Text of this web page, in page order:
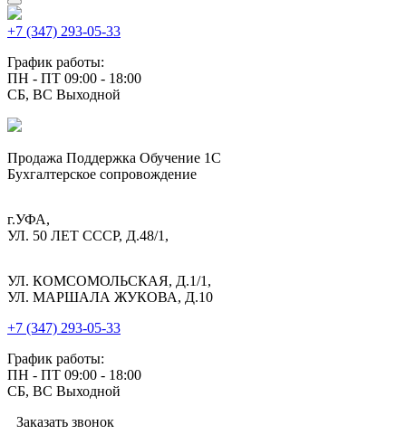
+7 (347) 293-05-33
График работы:
ПН - ПТ 09:00 - 18:00
СБ, ВС Выходной
Продажа Поддержка Обучение 1С
Бухгалтерское сопровождение
г.УФА,
УЛ. 50 ЛЕТ СССР, Д.48/1,
УЛ. КОМСОМОЛЬСКАЯ, Д.1/1,
УЛ. МАРШАЛА ЖУКОВА, Д.10
+7 (347) 293-05-33
График работы:
ПН - ПТ 09:00 - 18:00
СБ, ВС Выходной
Заказать звонок